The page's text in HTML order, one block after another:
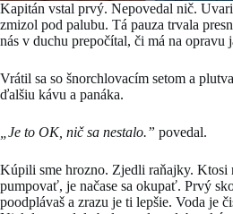
Kapitán vstal prvý. Nepovedal nič.
zmizol pod palubu. Tá pauza trvala
nás v duchu prepočítal, či má na opravu
Vrátil sa so šnorchlovacím setom a
ďalšiu kávu a panáka.
„Je to OK, nič sa nestalo.” povedal.
Kúpili sme hrozno. Zjedli raňajky. Ktosi
pumpovať, je načase sa okupať. Prvý
poodplávaš a zrazu je ti lepšie. Voda je